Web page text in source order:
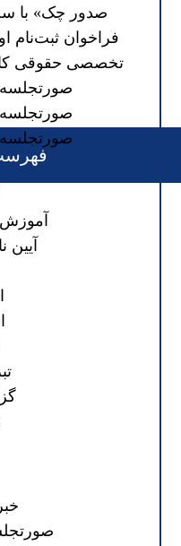
صدور چک» با
فراخوان ثبت‌نام
تخصصی حقوقی
صورتجلسه ۷۷ – دوره سیزدهم
صورتجلسه ۷۶ – دوره سیزدهم
صورتجلسه ۷۵ – دوره سیزدهم
آموزش